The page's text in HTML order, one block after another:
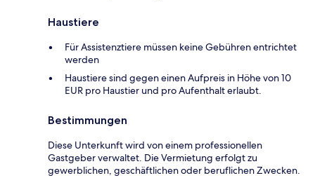
Haustiere
Für Assistenztiere müssen keine Gebühren entrichtet
werden
Haustiere sind gegen einen Aufpreis in Höhe von 10
EUR pro Haustier und pro Aufenthalt erlaubt.
Bestimmungen
Diese Unterkunft wird von einem professionellen
Gastgeber verwaltet. Die Vermietung erfolgt zu
gewerblichen, geschäftlichen oder beruflichen Zwecken.